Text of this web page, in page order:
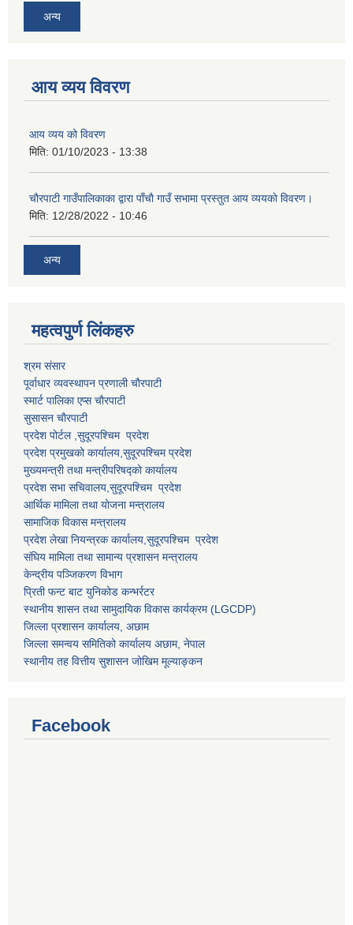
अन्य
आय व्यय विवरण
आय व्यय को विवरण
मिति: 01/10/2023 - 13:38
चाैरपाटी गाउँपालिकाका द्वारा पाँचाै गाउँ सभामा प्रस्तुत आय व्ययकाे विवरण।
मिति: 12/28/2022 - 10:46
अन्य
महत्वपुर्ण लि‌ंकहरु
श्रम संसार
पूर्वाधार व्यवस्थापन प्रणाली चाैरपाटी
स्मार्ट पालिका एप्स चाैरपाटी
सुसासन चाैरपाटी
प्रदेश पोर्टल ,सुदूरपश्चिम प्रदेश
प्रदेश प्रमुखको कार्यालय,सुदूरपश्चिमप्रदेश
मुख्यमन्त्री तथा मन्त्रीपरिषद्को कार्यालय
प्रदेश सभा सचिवालय,सुदूरपश्चिम प्रदेश
आर्थिक मामिला तथा योजना मन्त्रालय
सामाजिक विकास मन्त्रालय
प्रदेश लेखा नियन्त्रक कार्यालय,सुदूरपश्चिम प्रदेश
संघिय मामिला तथा सामान्य प्रशासन मन्त्रालय
केन्द्रीय पञ्जिकरण विभाग
प्रिती फन्ट बाट युनिकोड कन्भर्रटर
स्थानीय शासन तथा सामुदायिक विकास कार्यक्रम (LGCDP)
जिल्ला प्रशासन कार्यालय, अछाम
जिल्ला समन्वय समितिको कार्यालय अछाम, नेपाल
स्थानीय तह वित्तीय सुशासन जोखिम मूल्याङ्कन
Facebook